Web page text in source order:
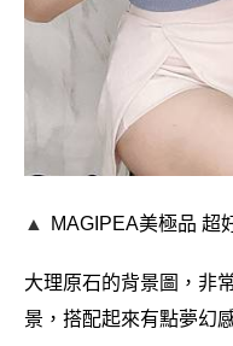
▲ MAGIPEA美極品 超
大理原石的背景圖，非
景，搭配起來有點夢幻